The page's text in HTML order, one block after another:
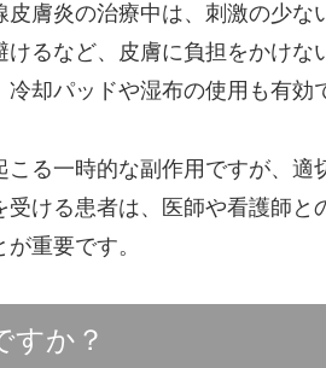
膚炎の治療中は、刺激の少な
るなど、皮膚に負担をかけな
却パッドや湿布の使用も有効
る一時的な副作用ですが、適
ける患者は、医師や看護師と
重要です。
すか？